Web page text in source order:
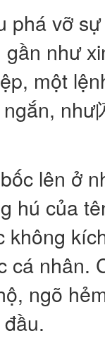
phá vỡ
như
một
lên ở
hú của
không
cá nhân.
ngõ